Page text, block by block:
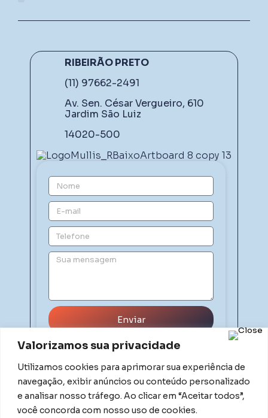
Valorizamos sua privacidade
Utilizamos cookies para aprimorar sua experiência de
navegação, exibir anúncios ou conteúdo personalizado
e analisar nosso tráfego. Ao clicar em “Aceitar todos”,
você concorda com nosso uso de cookies.
RIBEIRÃO PRETO
(11) 97662-2491
Av. Sen. César Vergueiro, 610
Jardim São Luiz
14020-500
Enviar